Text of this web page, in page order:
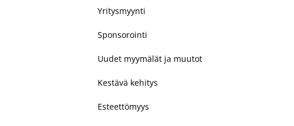
Yritysmyynti
Sponsorointi
Uudet myymälät ja muutot
Kestävä kehitys
Esteettömyys